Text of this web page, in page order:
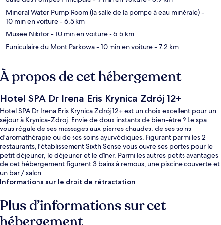
Mineral Water Pump Room (la salle de la pompe à eau minérale)-
10 min en voiture- 6.5 km
Musée Nikifor- 10 min en voiture- 6.5 km
Funiculaire du Mont Parkowa- 10 min en voiture- 7.2 km
À propos de cet hébergement
Hotel SPA Dr Irena Eris Krynica Zdrój 12+
Hotel SPA Dr Irena Eris Krynica Zdrój 12+ est un choix excellent pour un
séjour à Krynica-Zdroj. Envie de doux instants de bien-être ? Le spa
vous régale de ses massages aux pierres chaudes, de ses soins
d'aromathérapie ou de ses soins ayurvédiques. Figurant parmi les 2
restaurants, l'établissement Sixth Sense vous ouvre ses portes pour le
petit déjeuner, le déjeuner et le dîner. Parmi les autres petits avantages
de cet hébergement figurent 3 bains à remous, une piscine couverte et
un bar / salon.
Informations sur le droit de rétractation
Plus d’informations sur cet